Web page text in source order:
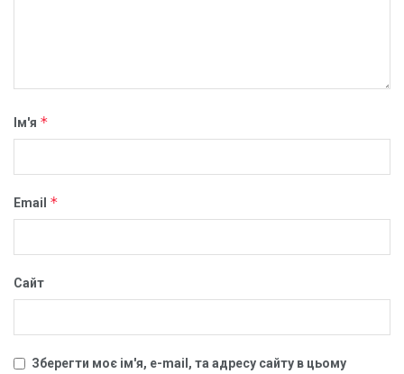
Ім'я *
Email *
Сайт
Зберегти моє ім'я, e-mail, та адресу сайту в цьому